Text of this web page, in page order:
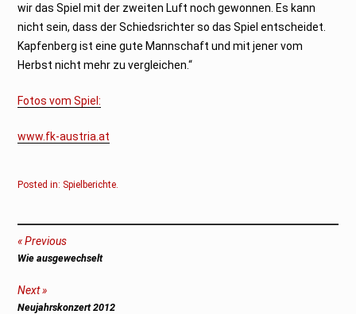
wir das Spiel mit der zweiten Luft noch gewonnen. Es kann
nicht sein, dass der Schiedsrichter so das Spiel entscheidet.
Kapfenberg ist eine gute Mannschaft und mit jener vom
Herbst nicht mehr zu vergleichen.“
Fotos vom Spiel:
www.fk-austria.at
Posted in: Spielberichte.
Beitragsnavigation
Previous
Previous
Wie ausgewechselt
Next
Next
Neujahrskonzert 2012